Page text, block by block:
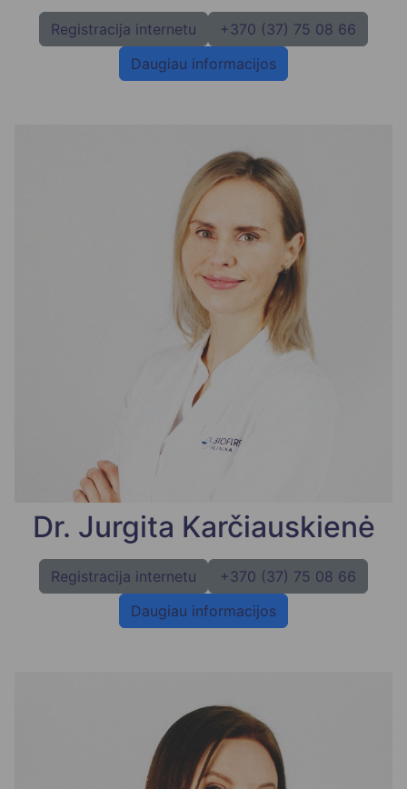
Registracija internetu
+370 (37) 75 08 66
Daugiau informacijos
Dr. Jurgita Karčiauskienė
Registracija internetu
+370 (37) 75 08 66
Daugiau informacijos